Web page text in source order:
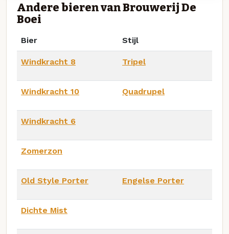
Andere bieren van Brouwerij De
Boei
Bier Stijl
Windkracht 8 Tripel
Windkracht 10 Quadrupel
Windkracht 6
Zomerzon
Old Style Porter Engelse Porter
Dichte Mist